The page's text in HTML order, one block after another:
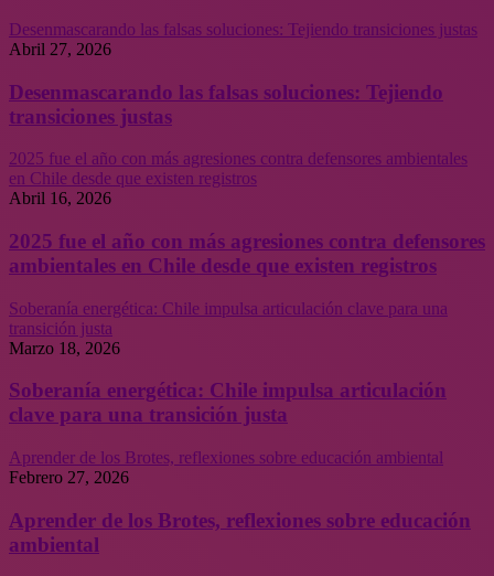
Desenmascarando las falsas soluciones: Tejiendo transiciones justas
Abril 27, 2026
Desenmascarando las falsas soluciones: Tejiendo
transiciones justas
2025 fue el año con más agresiones contra defensores ambientales
en Chile desde que existen registros
Abril 16, 2026
2025 fue el año con más agresiones contra defensores
ambientales en Chile desde que existen registros
Soberanía energética: Chile impulsa articulación clave para una
transición justa
Marzo 18, 2026
Soberanía energética: Chile impulsa articulación
clave para una transición justa
Aprender de los Brotes, reflexiones sobre educación ambiental
Febrero 27, 2026
Aprender de los Brotes, reflexiones sobre educación
ambiental